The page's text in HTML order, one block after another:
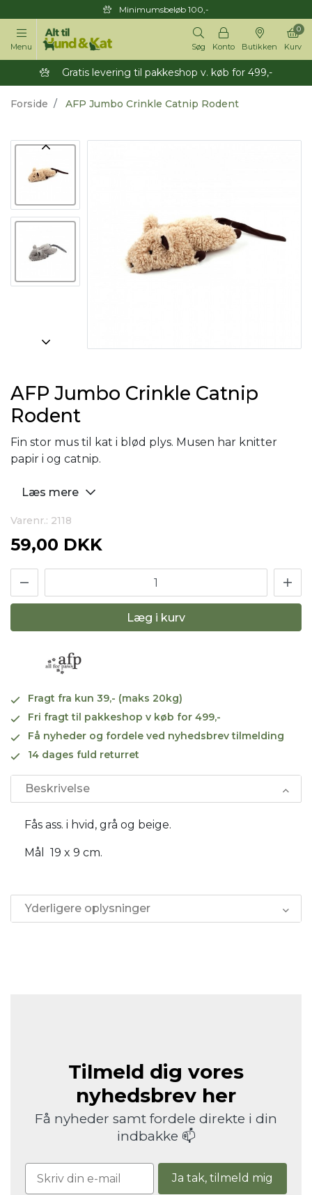
Minimumsbeløb 100,-
Menu Søg Konto Butikken Kurv
0
Gratis levering til pakkeshop v. køb for 499,-
Forside AFP Jumbo Crinkle Catnip Rodent
AFP Jumbo Crinkle Catnip
Rodent
Fin stor mus til kat i blød plys. Musen har knitter
papir i og catnip.
Læs mere
Varenr.: 2118
59,00 DKK
Læg i kurv
Fragt fra kun 39,- (maks 20kg)
Fri fragt til pakkeshop v køb for 499,-
Få nyheder og fordele ved nyhedsbrev tilmelding
14 dages fuld returret
Beskrivelse
Fås ass. i hvid, grå og beige.
Mål 19 x 9 cm.
Yderligere oplysninger
Tilmeld dig vores
nyhedsbrev her
Få nyheder samt fordele direkte i din
indbakke 📫
Ja tak, tilmeld mig